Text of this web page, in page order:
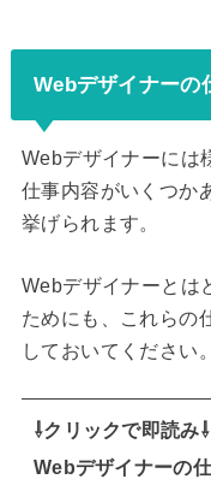
Webデザイナーの
Webデザイナーには
仕事内容がいくつか
挙げられます。
Webデザイナーとは
ためにも、これらの
しておいてください。
⇩クリックで即読み⇩
Webデザイナーの